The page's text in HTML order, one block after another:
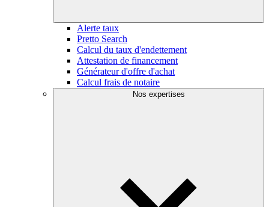
Alerte taux
Pretto Search
Calcul du taux d'endettement
Attestation de financement
Générateur d'offre d'achat
Calcul frais de notaire
Nos expertises